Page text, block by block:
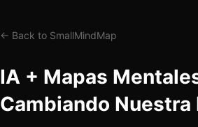
← Back to SmallMindMap
IA + Mapas
Cambiando Nuestra